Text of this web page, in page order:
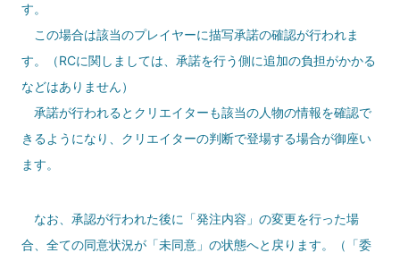
す。
この場合は該当のプレイヤーに描写承諾の確認が行われま
す。（RCに関しましては、承諾を行う側に追加の負担がかかる
などはありません）
承諾が行われるとクリエイターも該当の人物の情報を確認で
きるようになり、クリエイターの判断で登場する場合が御座い
ます。
なお、承認が行われた後に「発注内容」の変更を行った場
合、全ての同意状況が「未同意」の状態へと戻ります。（「委